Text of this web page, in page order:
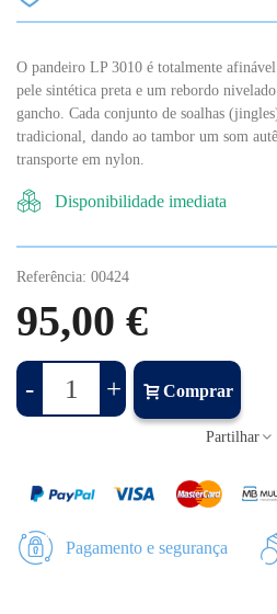
O pandeiro LP 3010 é totalmente
pele sintética preta e um rebordo
gancho. Cada conjunto de soalhas
tradicional, dando ao tambor um som
transporte em nylon.
Disponibilidade imediata
Referência: 00424
95,00 €
- + Comprar
Partilhar
Pagamento e segurança